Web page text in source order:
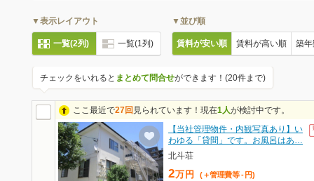
▼表示レイアウト
一覧(2列) 一覧(1列)
▼並び順
賃料が安い順 賃料が高い順 築
チェックをいれると まとめて問合せができます！(20件まで)
ここ最近で27回 見られています！現在1人が検討中です。
【当社管理物件・内観写真あり】い
わゆる「貸間」です。お風呂はあ…
北斗荘
2万 円 (＋管理費等 - 円)